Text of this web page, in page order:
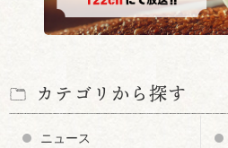
カテゴリから探す
ニュース